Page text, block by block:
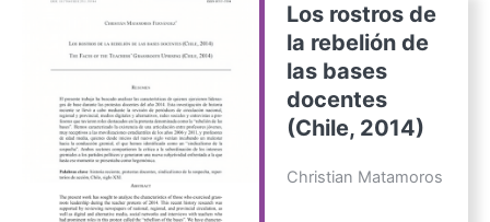
Los rostros de
la rebelión de
las bases
docentes
(Chile, 2014)
Christian Matamoros